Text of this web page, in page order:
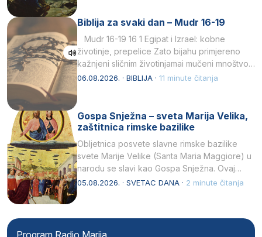
Biblija za svaki dan – Mudr 16-19
Mudr 16-19 16 1 Egipat i Izrael: kobne
životinje, prepelice Zato bijahu primjereno
kažnjeni sličnim životinjamai mučeni mnoštvom
kukaca.2 A narod…
06.08.2026. · BIBLIJA · 11 minute čitanja
Gospa Snježna – sveta Marija Velika,
zaštitnica rimske bazilike
Obljetnica posvete slavne rimske bazilike
svete Marije Velike (Santa Maria Maggiore) u
narodu se slavi kao Gospa Snježna. Ovaj
naziv, Sancta Maria…
05.08.2026. · SVETAC DANA · 2 minute čitanja